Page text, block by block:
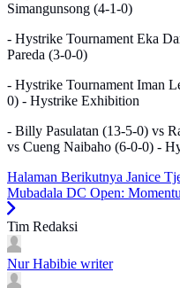
Simangunsong (4-1-0)
- Hystrike Tournament Eka
Pareda (3-0-0)
- Hystrike Tournament Iman
0) - Hystrike Exhibition
- Billy Pasulatan (13-5-0) vs
vs Cueng Naibaho (6-0-0) -
Halaman Berikutnya Janice
Mubadala DC Open:
Tim Redaksi
Nur Habibie writer